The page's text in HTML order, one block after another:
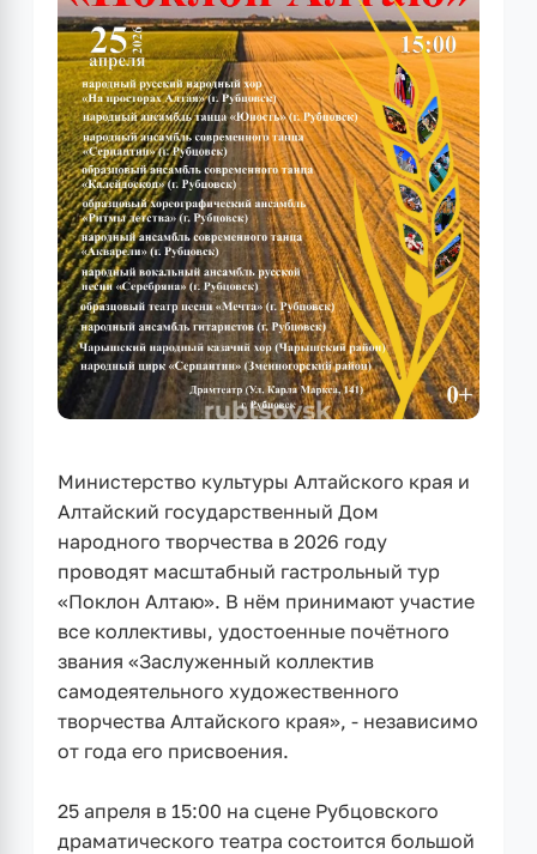
Министерство культуры Алтайского края и
Алтайский государственный Дом
народного творчества в 2026 году
проводят масштабный гастрольный тур
«Поклон Алтаю». В нём принимают участие
все коллективы, удостоенные почётного
звания «Заслуженный коллектив
самодеятельного художественного
творчества Алтайского края», - независимо
от года его присвоения.
25 апреля в 15:00 на сцене Рубцовского
драматического театра состоится большой